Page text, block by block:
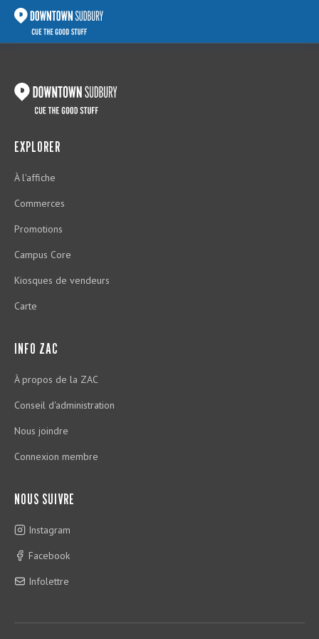
EXPLORER
À l'affiche
Commerces
Promotions
Campus Core
Kiosques de vendeurs
Carte
INFO ZAC
À propos de la ZAC
Conseil d'administration
Nous joindre
Connexion membre
NOUS SUIVRE
Instagram
Facebook
Infolettre